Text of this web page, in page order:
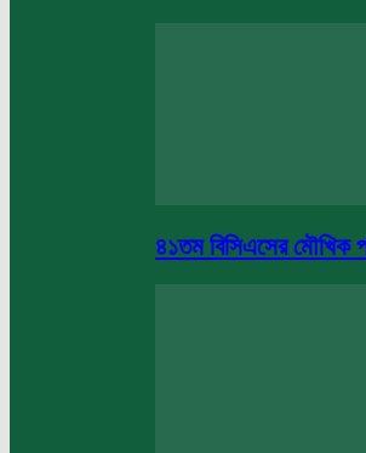
৪১তম বিসিএসের মৌখিক